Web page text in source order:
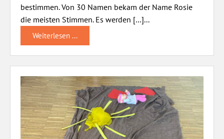
bestimmen. Von 30 Namen bekam der Name Rosie
die meisten Stimmen. Es werden […]...
Weiterlesen ...